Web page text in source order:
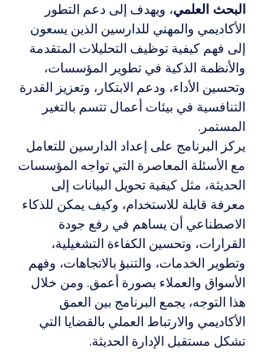
البحث العلمي، ويهدف إلى دعم التطور
الأكاديمي والمهني للدارسين الذين يسعون
إلى فهم كيفية توظيف التحليلات المتقدمة
والأنظمة الذكية في تطوير المؤسسات،
وتحسين الأداء، ودعم الابتكار، وتعزيز القدرة
التنافسية في بيئات أعمال تتسم بالتغير
المستمر.
يركز البرنامج على إعداد الدارسين للتعامل
مع الأسئلة المعاصرة التي تواجه المؤسسات
الحديثة، مثل كيفية تحويل البيانات إلى
معرفة قابلة للاستخدام، وكيف يمكن للذكاء
الاصطناعي أن يساهم في رفع جودة
القرارات، وتحسين الكفاءة التشغيلية،
وتطوير الخدمات، والتنبؤ بالاتجاهات، وفهم
الأسواق والعملاء بصورة أعمق. ومن خلال
هذا التوجه، يجمع البرنامج بين العمق
الأكاديمي والارتباط العملي بالقضايا التي
تشكل مستقبل الإدارة الحديثة.